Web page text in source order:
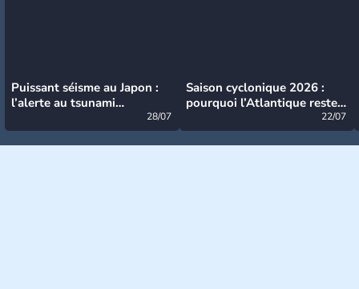
Puissant séisme au Japon :
l’alerte au tsunami
28/07
Saison cyclonique 2026 :
pourquoi l’Atlantique reste
22/07